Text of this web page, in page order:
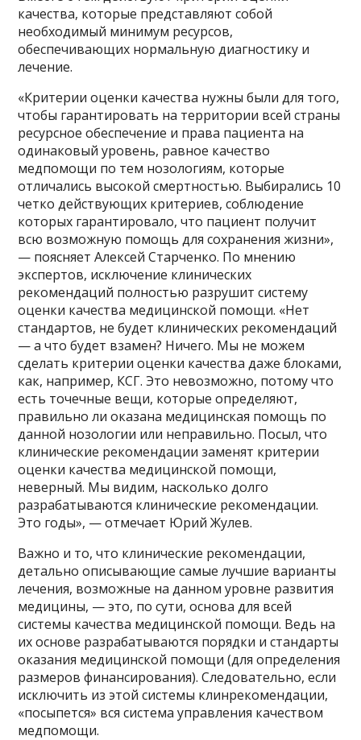
качества, которые представляют собой
необходимый минимум ресурсов,
обеспечивающих нормальную диагностику и
лечение.
«Критерии оценки качества нужны были для того,
чтобы гарантировать на территории всей страны
ресурсное обеспечение и права пациента на
одинаковый уровень, равное качество
медпомощи по тем нозологиям, которые
отличались высокой смертностью. Выбирались 10
четко действующих критериев, соблюдение
которых гарантировало, что пациент получит
всю возможную помощь для сохранения жизни»,
— поясняет Алексей Старченко. По мнению
экспертов, исключение клинических
рекомендаций полностью разрушит систему
оценки качества медицинской помощи. «Нет
стандартов, не будет клинических рекомендаций
— а что будет взамен? Ничего. Мы не можем
сделать критерии оценки качества даже блоками,
как, например, КСГ. Это невозможно, потому что
есть точечные вещи, которые определяют,
правильно ли оказана медицинская помощь по
данной нозологии или неправильно. Посыл, что
клинические рекомендации заменят критерии
оценки качества медицинской помощи,
неверный. Мы видим, насколько долго
разрабатываются клинические рекомендации.
Это годы», — отмечает Юрий Жулев.
Важно и то, что клинические рекомендации,
детально описывающие самые лучшие варианты
лечения, возможные на данном уровне развития
медицины, — это, по сути, основа для всей
системы качества медицинской помощи. Ведь на
их основе разрабатываются порядки и стандарты
оказания медицинской помощи (для определения
размеров финансирования). Следовательно, если
исключить из этой системы клинрекомендации,
«посыпется» вся система управления качеством
медпомощи.